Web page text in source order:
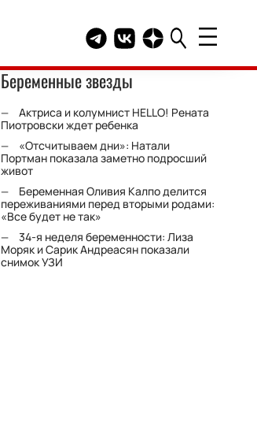
Telegram канал HELLO
Группа HELLO
Канал HELLO в
Беременные звезды
Актриса и колумнист HELLO! Рената
Пиотровски ждет ребенка
«Отсчитываем дни»: Натали
Портман показала заметно подросший
живот
Беременная Оливия Калпо делится
переживаниями перед вторыми родами:
«Все будет не так»
34-я неделя беременности: Лиза
Моряк и Сарик Андреасян показали
снимок УЗИ